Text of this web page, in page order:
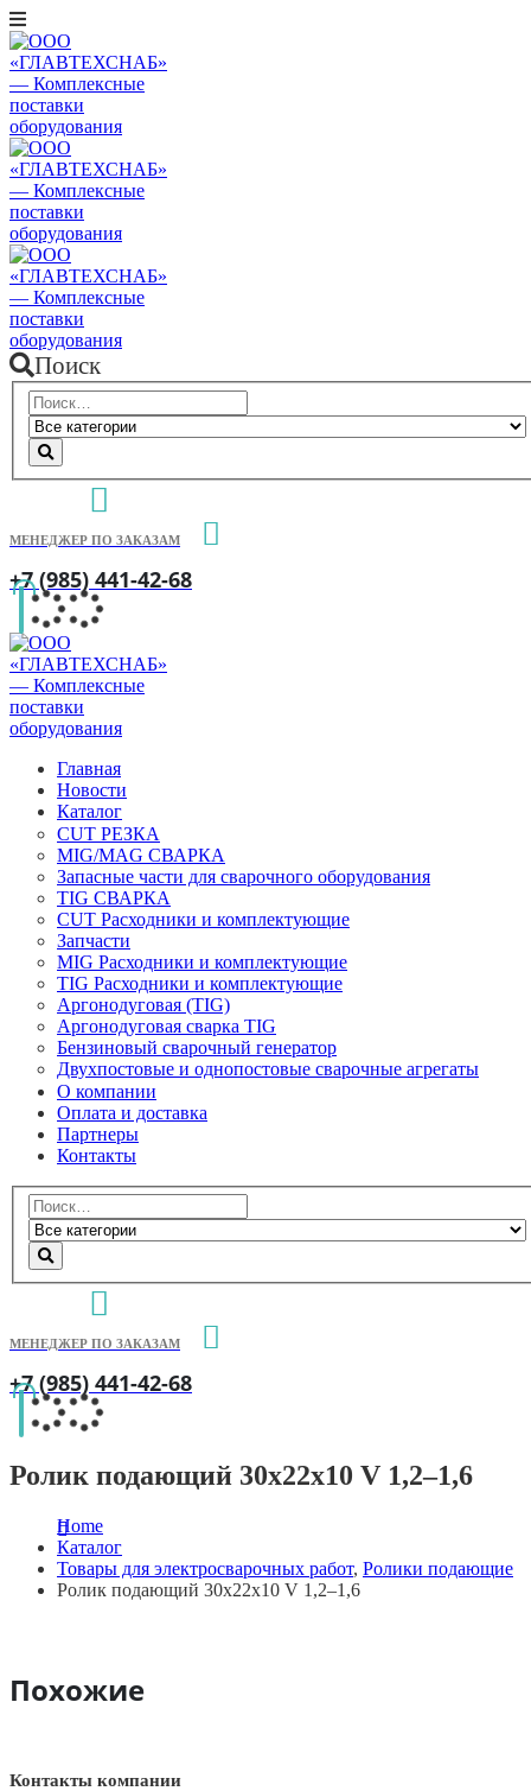
Поиск
МЕНЕДЖЕР ПО ЗАКАЗАМ
+7 (985) 441-42-68
Главная
Новости
Каталог
CUT РЕЗКА
MIG/MAG СВАРКА
Запасные части для сварочного оборудования
TIG СВАРКА
CUT Расходники и комплектующие
Запчасти
MIG Расходники и комплектующие
TIG Расходники и комплектующие
Аргонодуговая (TIG)
Аргонодуговая сварка TIG
Бензиновый сварочный генератор
Двухпостовые и однопостовые сварочные агрегаты
О компании
Оплата и доставка
Партнеры
Контакты
МЕНЕДЖЕР ПО ЗАКАЗАМ
+7 (985) 441-42-68
Ролик подающий 30х22х10 V 1,2–1,6
Home
Каталог
Товары для электросварочных работ, Ролики подающие
Ролик подающий 30х22х10 V 1,2–1,6
Похожие
Контакты компании